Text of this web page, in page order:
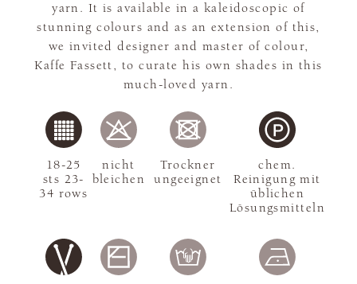
yarn. It is available in a kaleidoscopic of
stunning colours and as an extension of this,
we invited designer and master of colour,
Kaffe Fassett, to curate his own shades in this
much-loved yarn.
18-25
sts 23-
34 rows
nicht
bleichen
Trockner
ungeeignet
chem.
Reinigung mit
üblichen
Lösungsmitteln